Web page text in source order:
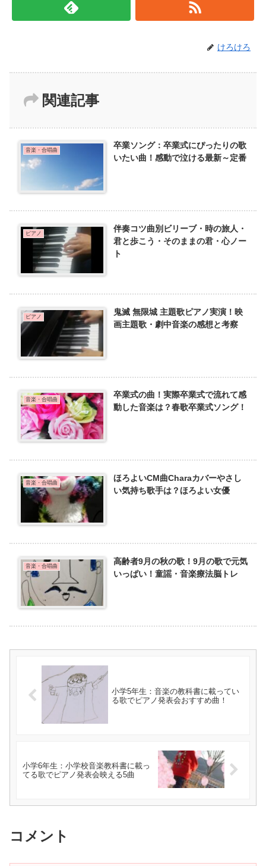
けろけろ
関連記事
音楽・合唱曲
卒業ソング：卒業式にぴったりの歌
いたい曲！感動で泣ける最新～定番
ピアノ
伴奏コツ曲別ビリーブ・時の旅人・
君と歩こう・そのままの君・心ノー
ト
ピアノ
鬼滅 無限城 主題歌ピアノ実演！映
画主題歌・劇中音楽の感想と考察
音楽・合唱曲
卒業式の曲！実際卒業式で流れて感
動した音楽は？春歌卒業式ソング！
音楽・合唱曲
ほろよいCM曲Charaカバーやさし
い気持ち歌手は？ほろよい女優
音楽・合唱曲
高齢者9月の秋の歌！9月の歌で元気
いっぱい！童謡・音楽療法脳トレ
小学5年生：音楽の教科書に載ってい
る歌でピアノ発表会おすすめ曲！
小学6年生：小学校音楽教科書に載っ
てる歌でピアノ発表会映える5曲
コメント